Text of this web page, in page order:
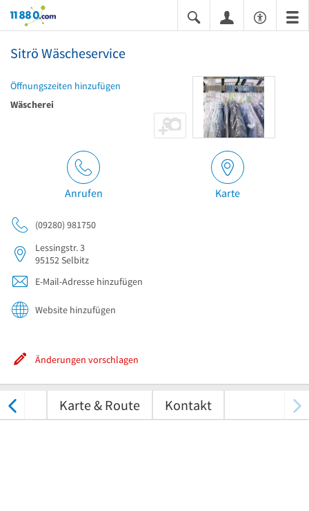
11880.com
Sitrö Wäscheservice
Öffnungszeiten hinzufügen
Wäscherei
Anrufen Karte
(09280) 981750
Lessingstr. 3
95152Selbitz
E-Mail-Adresse hinzufügen
Website hinzufügen
Änderungen vorschlagen
Karte & Route Kontakt